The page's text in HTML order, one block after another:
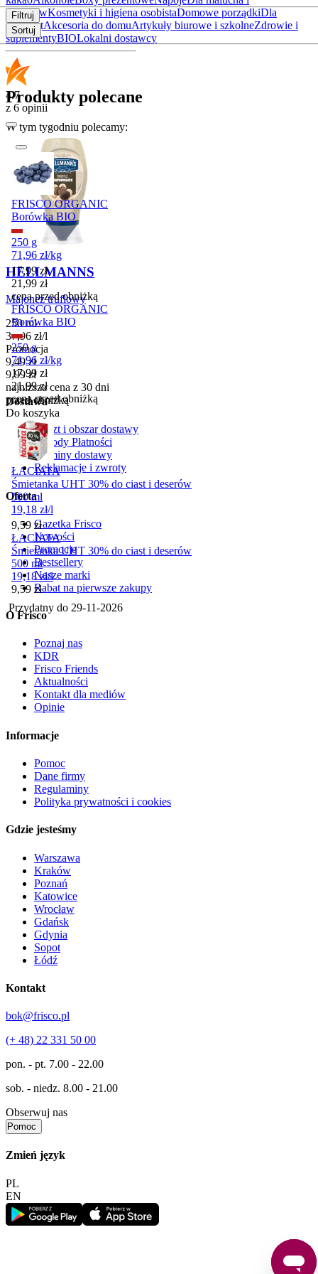
rodzicówKosmetyki i higiena osobistaDomowe porządkiDla
zwierzątAkcesoria do domuArtykuły biurowe i szkolneZdrowie i
suplementyBIOLokalni dostawcy
Produkty polecane
W tym tygodniu polecamy:
Promocja
FRISCO ORGANIC
Borówka BIO
250 g
71,96 zł/kg
Cena promocyjna
17,99 zł
21,99 zł
cena przed obniżką
FRISCO ORGANIC
Borówka BIO
250 g
71,96 zł/kg
Cena promocyjna
17,99 zł
21,99 zł
cena przed obniżką
ŁACIATA
Śmietanka UHT 30% do ciast i deserów
500 ml
19,18 zł/l
Cena
9,59 zł
ŁACIATA
Śmietanka UHT 30% do ciast i deserów
500 ml
19,18 zł/l
Cena
9,59 zł
Przydatny do 29-11-2026
Filtruj
Sortuj
4.7
z 6 opinii
HELLMANNS
Majonez truflowy
250 ml
37,96 zł/l
Promocja
Cena promocyjna
9,49 zł
9,99 zł
najniższa cena z 30 dni
przed obniżką
Do koszyka
Dostawa
Koszt i obszar dostawy
Metody Płatności
Terminy dostawy
Reklamacje i zwroty
Oferta
Gazetka Frisco
Nowości
Promocje
Bestsellery
Nasze marki
Rabat na pierwsze zakupy
O Frisco
Poznaj nas
KDR
Frisco Friends
Aktualności
Kontakt dla mediów
Opinie
Informacje
Pomoc
Dane firmy
Regulaminy
Polityka prywatności i cookies
Gdzie jesteśmy
Warszawa
Kraków
Poznań
Katowice
Wrocław
Gdańsk
Gdynia
Sopot
Łódź
Kontakt
bok@frisco.pl
(+ 48) 22 331 50 00
pon. - pt. 7.00 - 22.00
sob. - niedz. 8.00 - 21.00
Obserwuj nas
Pomoc
Zmień język
PL
EN